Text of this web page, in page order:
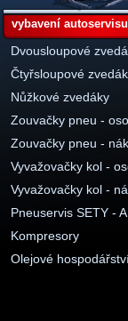
vybavení autoservisu
Dvousloupové
Čtyřsloupové
Nůžkové zvedáky
Zouvačky pneu -
Zouvačky pneu -
Vyvažovačky kol -
Vyvažovačky kol -
Pneuservis SETY -
Kompresory
Olejové